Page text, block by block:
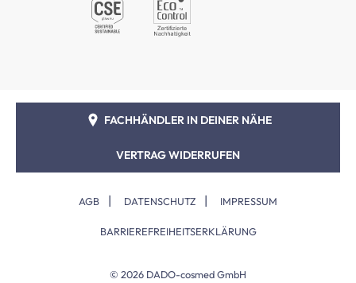
FACHHÄNDLER IN DEINER NÄHE
VERTRAG WIDERRUFEN
AGB | DATENSCHUTZ | IMPRESSUM
BARRIEREFREIHEITSERKLÄRUNG
© 2026 DADO-cosmed GmbH